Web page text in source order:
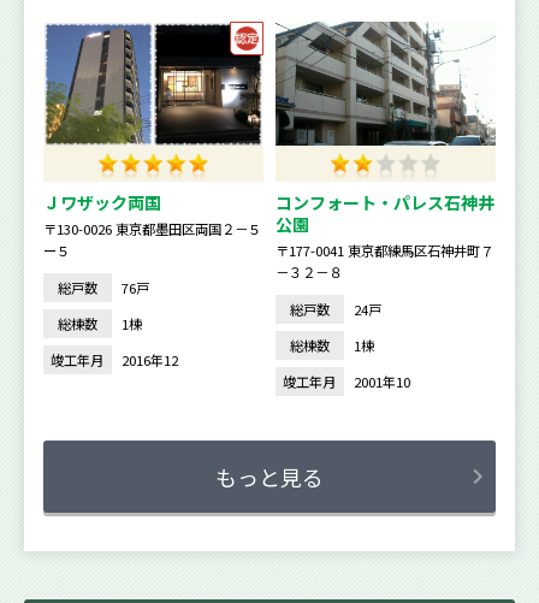
Ｊワザック両国
〒130-0026 東京都墨田区両国２－５
ー５
総戸数
76戸
総棟数
1棟
竣工年月
2016年12
コンフォート・パレス石神井
公園
〒177-0041 東京都練馬区石神井町７
－３２－８
総戸数
24戸
総棟数
1棟
竣工年月
2001年10
もっと見る